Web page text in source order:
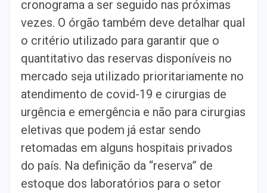
cronograma a ser seguido nas próximas
vezes. O órgão também deve detalhar qual
o critério utilizado para garantir que o
quantitativo das reservas disponíveis no
mercado seja utilizado prioritariamente no
atendimento de covid-19 e cirurgias de
urgência e emergência e não para cirurgias
eletivas que podem já estar sendo
retomadas em alguns hospitais privados
do país. Na definição da “reserva” de
estoque dos laboratórios para o setor